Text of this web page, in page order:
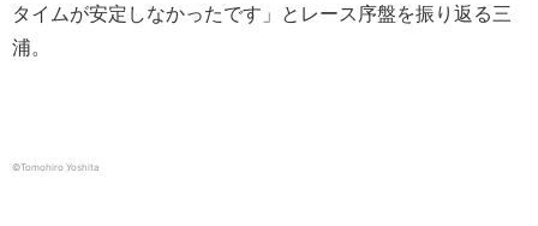
タイムが安定しなかったです」とレース序盤を振り返る三
浦。
©︎Tomohiro Yoshita